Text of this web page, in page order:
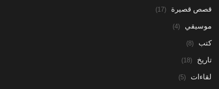
قصص قصيرة (17)
موسيقي (4)
كتب (8)
تاريخ (18)
لقاءات (5)